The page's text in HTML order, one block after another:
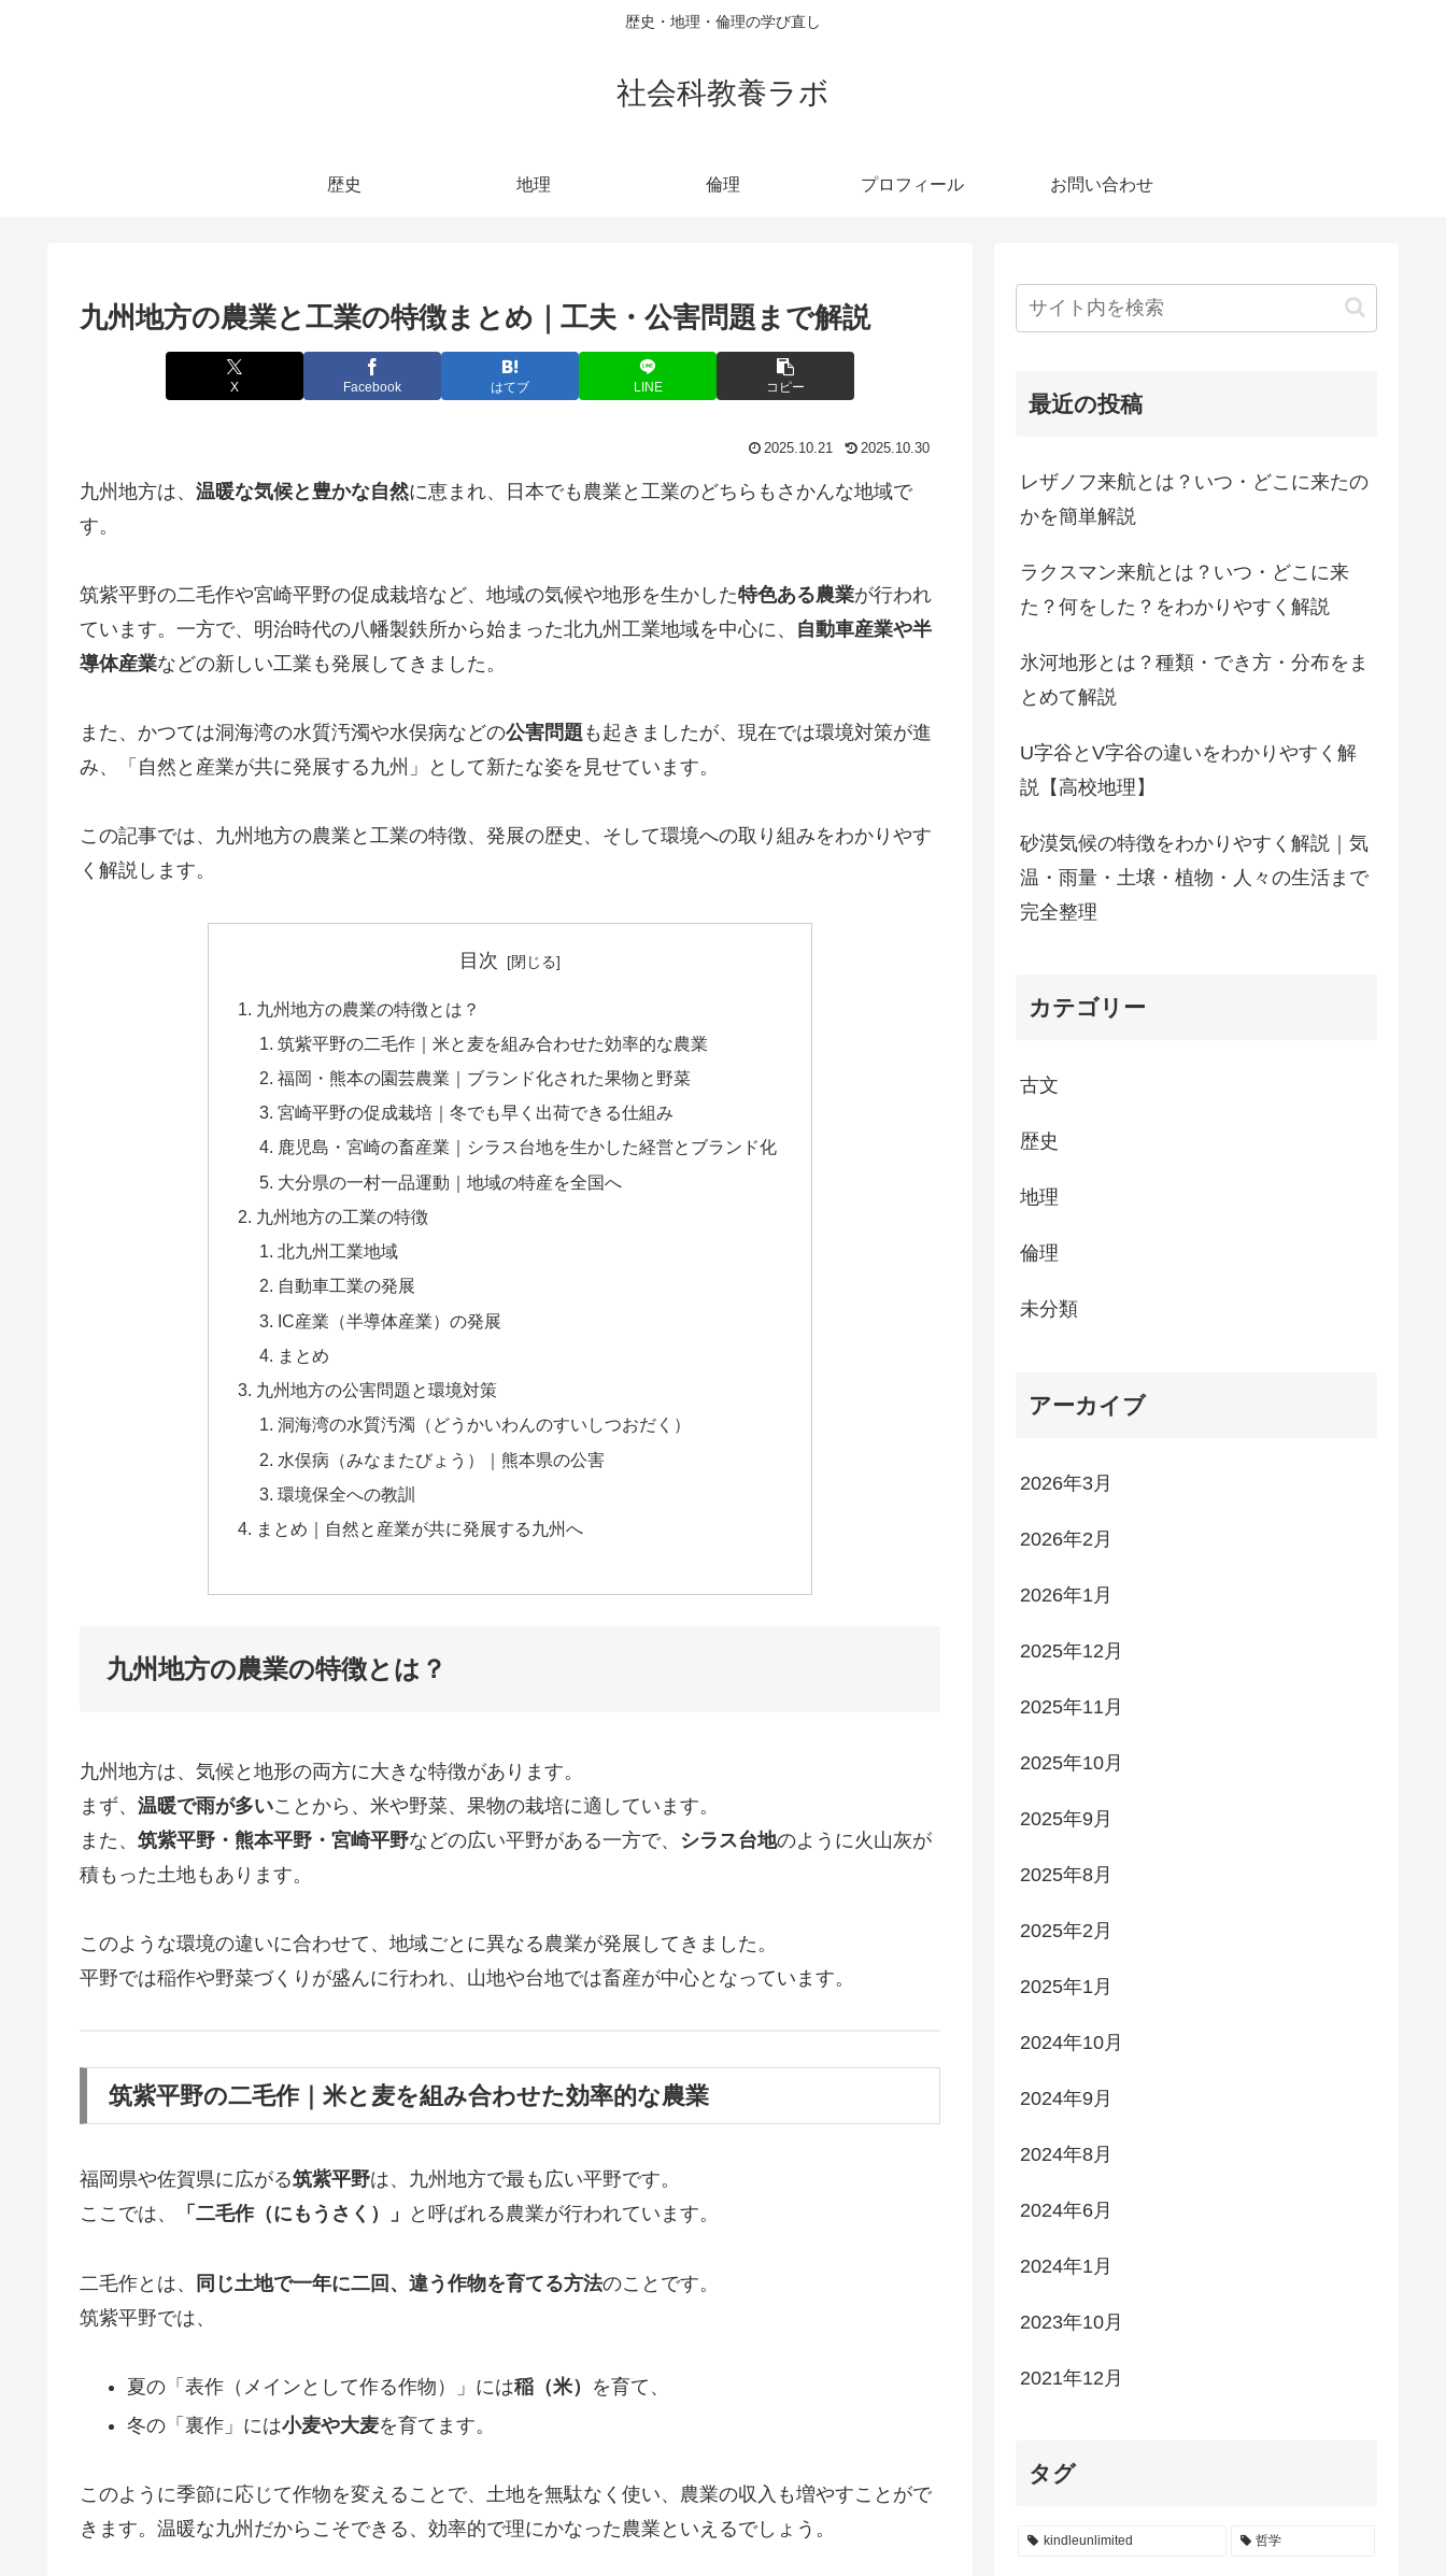
歴史・地理・倫理の学び直し
社会科教養ラボ
歴史 地理 倫理 プロフィール お問い合わせ
九州地方の農業と工業の特徴まとめ｜工夫・公害問題まで解説
X Facebook はてブ LINE コピー
2025.10.21 2025.10.30
九州地方は、 温暖な気候と豊かな自然に恵まれ、日本でも農業と工業のどちらもさかんな地域で
す。
筑紫平野の二毛作や宮崎平野の促成栽培など、地域の気候や地形を生かした特色ある農業が行われ
ています。一方で、明治時代の八幡製鉄所から始まった北九州工業地域を中心に、 自動車産業や半
導体産業などの新しい工業も発展してきました。
また、かつては洞海湾の水質汚濁や水俣病などの公害問題 も起きましたが、現在では環境対策が進
み、「自然と産業が共に発展する九州」として新たな姿を見せています。
この記事では、九州地方の農業と工業の特徴、発展の歴史、そして環境への取り組みをわかりやす
く解説します。
目次
九州地方の農業の特徴とは？
筑紫平野の二毛作｜米と麦を組み合わせた効率的な農業
福岡・熊本の園芸農業｜ブランド化された果物と野菜
宮崎平野の促成栽培｜冬でも早く出荷できる仕組み
鹿児島・宮崎の畜産業｜シラス台地を生かした経営とブランド化
大分県の一村一品運動｜地域の特産を全国へ
九州地方の工業の特徴
北九州工業地域
自動車工業の発展
IC産業（半導体産業）の発展
まとめ
九州地方の公害問題と環境対策
洞海湾の水質汚濁（どうかいわんのすいしつおだく）
水俣病（みなまたびょう）｜熊本県の公害
環境保全への教訓
まとめ｜自然と産業が共に発展する九州へ
九州地方の農業の特徴とは？
九州地方は、気候と地形の両方に大きな特徴があります。
まず、 温暖で雨が多いことから、米や野菜、果物の栽培に適しています。
また、 筑紫平野・熊本平野・宮崎平野などの広い平野がある一方で、 シラス台地のように火山灰が
積もった土地もあります。
このような環境の違いに合わせて、地域ごとに異なる農業が発展してきました。
平野では稲作や野菜づくりが盛んに行われ、山地や台地では畜産が中心となっています。
筑紫平野の二毛作｜米と麦を組み合わせた効率的な農業
福岡県や佐賀県に広がる筑紫平野は、九州地方で最も広い平野です。
ここでは、
「二毛作（にもうさく）」 と呼ばれる農業が行われています。
二毛作とは、 同じ土地で一年に二回、違う作物を育てる方法のことです。
筑紫平野では、
夏の「表作（メインとして作る作物）」には稲（米）
を育て、
冬の「裏作」には小麦や大麦を育てます。
このように季節に応じて作物を変えることで、土地を無駄なく使い、農業の収入も増やすことがで
きます。温暖な九州だからこそできる、効率的で理にかなった農業といえるでしょう。
最近の投稿
レザノフ来航とは？いつ・どこに来たの
かを簡単解説
ラクスマン来航とは？いつ・どこに来
た？何をした？をわかりやすく解説
氷河地形とは？種類・でき方・分布をま
とめて解説
U字谷とV字谷の違いをわかりやすく解
説【高校地理】
砂漠気候の特徴をわかりやすく解説｜気
温・雨量・土壌・植物・人々の生活まで
完全整理
カテゴリー
古文
歴史
地理
倫理
未分類
アーカイブ
2026年3月
2026年2月
2026年1月
2025年12月
2025年11月
2025年10月
2025年9月
2025年8月
2025年2月
2025年1月
2024年10月
2024年9月
2024年8月
2024年6月
2024年1月
2023年10月
2021年12月
タグ
kindleunlimited 哲学